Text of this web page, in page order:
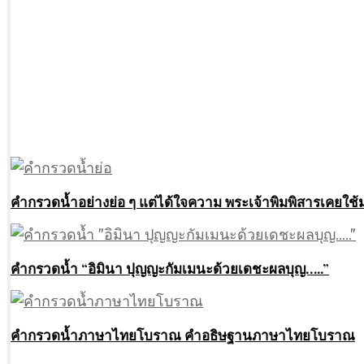
คำกรวดน้ำอย่างย่อ ๆ แต่ได้ใจความ พระเจ้าพิมพิสารเคยใช้
คำกรวดน้ำ “อิมินา ปุญญะกัมเมนะด้วยเดชะผลบุญ…..”
คำกรวดน้ำภาษาไทยโบราณ คำอธิษฐานภาษาไทยโบราณ